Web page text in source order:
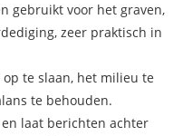
gebruikt voor het graven,
zeer praktisch in
te slaan, het milieu te
te behouden.
laat berichten achter